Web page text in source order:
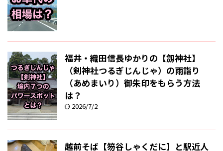
福井・織田信長ゆかりの【劔神社】
（剣神社つるぎじんじゃ）の雨詣り
（あめまいり）御朱印をもらう方法
は？
2026/7/2
越前そば【笏谷しゃくだに】と駅近人